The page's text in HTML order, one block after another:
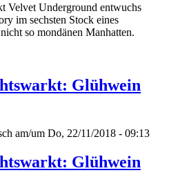
Velvet Underground entwuchs
im sechsten Stock eines
so mondänen Manhatten.
Glühwein
am/um Do, 22/11/2018 - 09:13
Glühwein